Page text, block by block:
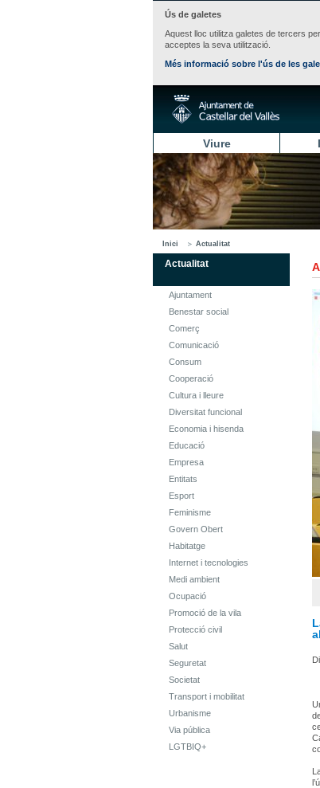
Ús de galetes
Aquest lloc utilitza galetes de tercers
acceptes la seva utilització.
Més informació sobre l'ús de les
Viure
Inici Actualitat
Actualitat
Ajuntament
Benestar social
Comerç
Comunicació
Consum
Cooperació
Cultura i lleure
Diversitat funcional
Economia i hisenda
Educació
Empresa
Entitats
Esport
Feminisme
Govern Obert
Habitatge
Internet i tecnologies
Medi ambient
Ocupació
Promoció de la vila
Protecció civil
Salut
Seguretat
Societat
Transport i mobilitat
Urbanisme
Via pública
LGTBIQ+